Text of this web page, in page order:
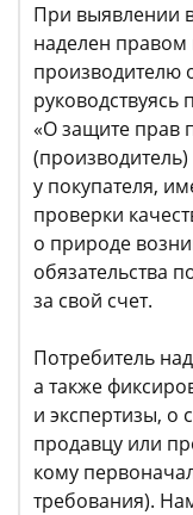
При выявлении
наделен
производителю
«О защите прав
у покупателя,
проверки
о природе
обязательства
за свой счет.
Потребитель
а также
и экспертизы, о
продавцу или
кому
требования).